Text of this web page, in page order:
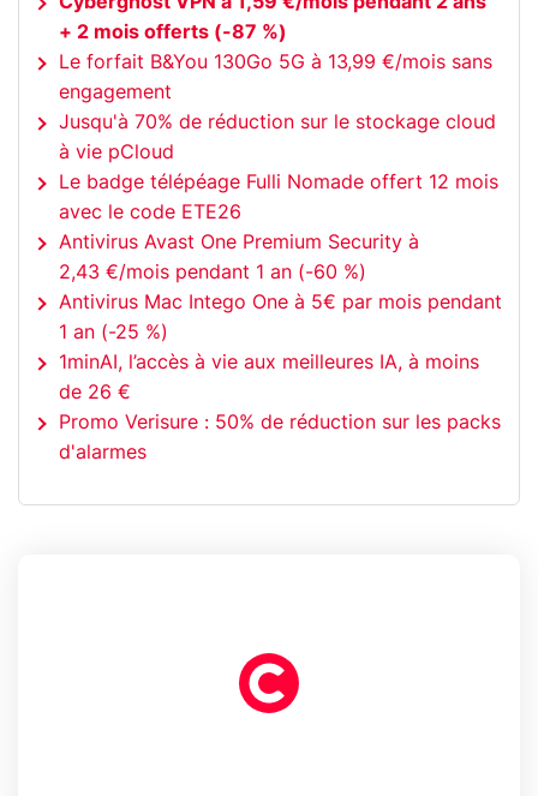
+ 2 mois offerts (-87 %)
Le forfait B&You 130Go 5G à 13,99 €/mois sans
engagement
Jusqu'à 70% de réduction sur le stockage cloud
à vie pCloud
Le badge télépéage Fulli Nomade offert 12 mois
avec le code ETE26
Antivirus Avast One Premium Security à
2,43 €/mois pendant 1 an (-60 %)
Antivirus Mac Intego One à 5€ par mois pendant
1 an (-25 %)
1minAI, l’accès à vie aux meilleures IA, à moins
de 26 €
Promo Verisure : 50% de réduction sur les packs
d'alarmes